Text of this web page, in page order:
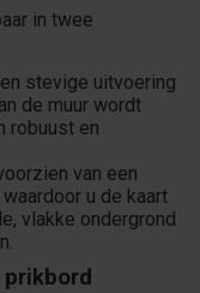
in twee
stevige uitvoering
de muur wordt
robuust en
van een
u de kaart
vlakke ondergrond